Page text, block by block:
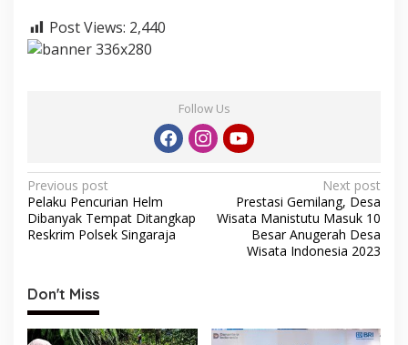
Post Views: 2,440
Follow Us
P
o
s
n
a
Previous post
Pelaku Pencurian Helm
Dibanyak Tempat Ditangkap
Reskrim Polsek Singaraja
Next post
Prestasi Gemilang, Desa
Wisata Manistutu Masuk 10
Besar Anugerah Desa
Wisata Indonesia 2023
Don't Miss